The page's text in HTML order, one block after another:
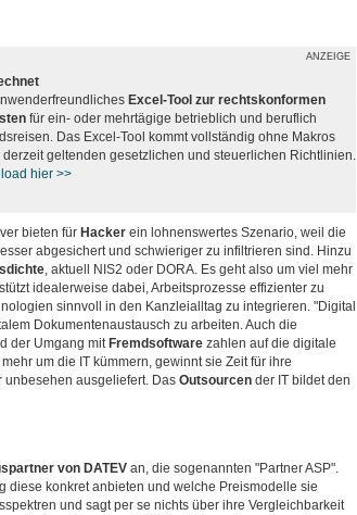
ANZEIGE
Excel-Tool zur rechtskonformen
für ein- oder mehrtägige betrieblich und beruflich
Das Excel-Tool kommt vollständig ohne Makros
geltenden gesetzlichen und steuerlichen Richtlinien.
hier >>
bieten für Hacker ein lohnenswertes Szenario, weil die
abgesichert und schwieriger zu infiltrieren sind. Hinzu
, aktuell NIS2 oder DORA. Es geht also um viel mehr
idealerweise dabei, Arbeitsprozesse effizienter zu
sinnvoll in den Kanzleialltag zu integrieren. "Digital
Dokumentenaustausch zu arbeiten. Auch die
der Umgang mit Fremdsoftware zahlen auf die digitale
um die IT kümmern, gewinnt sie Zeit für ihre
unbesehen ausgeliefert. Das Outsourcen der IT bildet den
von DATEVan, die sogenannten "Partner ASP".
diese konkret anbieten und welche Preismodelle sie
und sagt per se nichts über ihre Vergleichbarkeit